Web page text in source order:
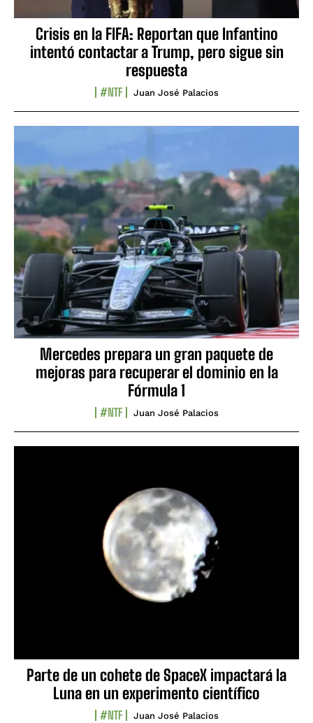
Crisis en la FIFA: Reportan que Infantino
intentó contactar a Trump, pero sigue sin
respuesta
#NTF Juan José Palacios
Mercedes prepara un gran paquete de
mejoras para recuperar el dominio en la
Fórmula 1
#NTF Juan José Palacios
Parte de un cohete de SpaceX impactará la
Luna en un experimento científico
#NTF Juan José Palacios